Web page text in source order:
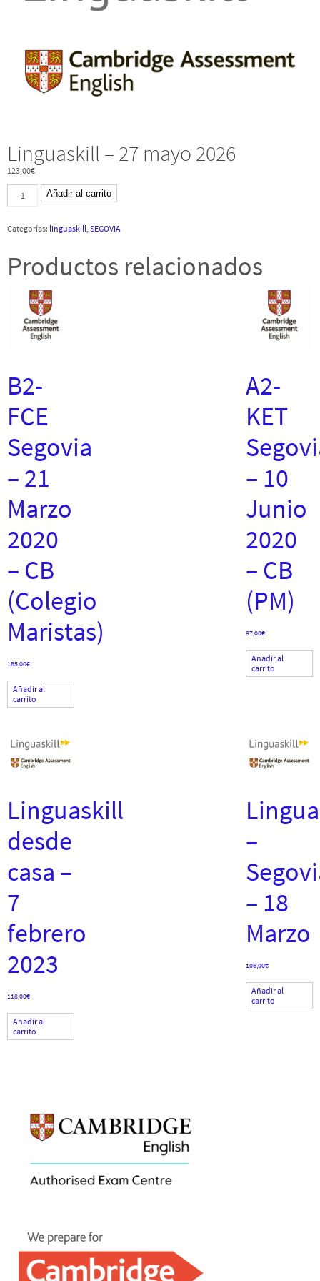
Linguaskill – 27 mayo 2026
123,00€
Linguaskill
27
2026
Añadir al carrito
Categorías: linguaskill SEGOVIA
Productos relacionados
B2-
FCE
Segovia
– 21
Marzo
2020
– CB
(Colegio
Maristas)
185,00€
Añadir al
carrito
A2-
KET
– 10
Junio
2020
– CB
(PM)
97,00€
Añadir al
carrito
Linguaskill
desde
casa –
7
febrero
2023
118,00€
Añadir al
carrito
–
– 18
Marzo
106,00€
Añadir al
carrito